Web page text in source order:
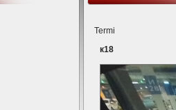
Termi
к18